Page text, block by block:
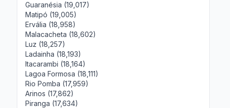
Guaranésia (19,017)
Matipó (19,005)
Ervália (18,958)
Malacacheta (18,602)
Luz (18,257)
Ladainha (18,193)
Itacarambi (18,164)
Lagoa Formosa (18,111)
Rio Pomba (17,959)
Arinos (17,862)
Piranga (17,634)